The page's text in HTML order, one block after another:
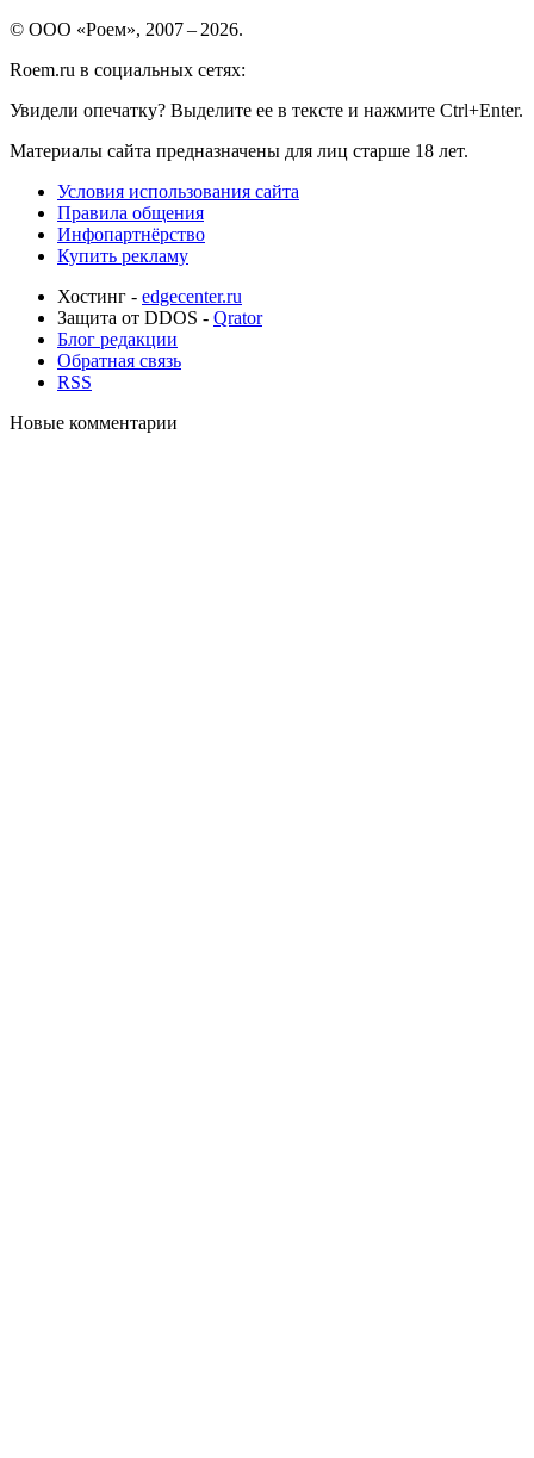
© ООО «Роем», 2007 – 2026.
Roem.ru в социальных сетях:
Увидели опечатку? Выделите ее в тексте и нажмите Ctrl+Enter.
Материалы сайта предназначены для лиц старше 18 лет.
Условия использования сайта
Правила общения
Инфопартнёрство
Купить рекламу
Хостинг - edgecenter.ru
Защита от DDOS - Qrator
Блог редакции
Обратная связь
RSS
Новые комментарии